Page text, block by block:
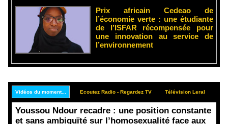
Prix africain Cedeao de
l’économie verte : une étudiante
de l’ISFAR récompensée pour
une innovation au service de
l’environnement
Vidéos du moment... Ecoutez Radio - Regardez TV Télévision Leral
Youssou Ndour recadre : une position constante
et sans ambiguïté sur l’homosexualité face aux